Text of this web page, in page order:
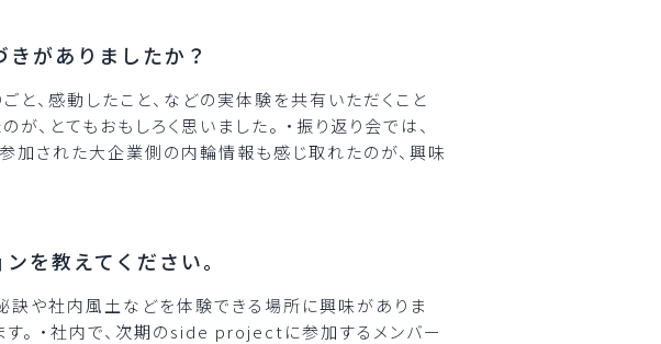
がありましたか？
と、感動したこと、などの実体験を共有いただくこと
、とてもおもしろく思いました。 ・振り返り会では、
された大企業側の内輪情報も感じ取れたのが、興味
を教えてください。
訣や社内風土などを体験できる場所に興味がありま
。 ・社内で、次期のside projectに参加するメンバー